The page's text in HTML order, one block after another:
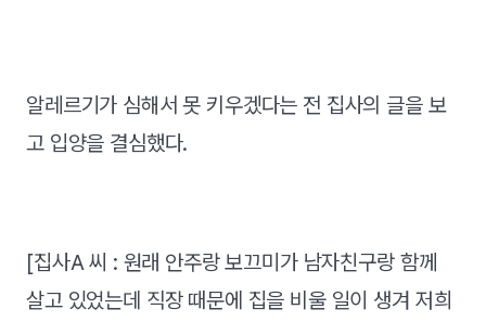
알레르기가 심해서 못 키우겠다는 전 집사의 글을 보
고 입양을 결심했다.
[집사A 씨 : 원래 안주랑 보끄미가 남자친구랑 함께
살고 있었는데 직장 때문에 집을 비울 일이 생겨 저희